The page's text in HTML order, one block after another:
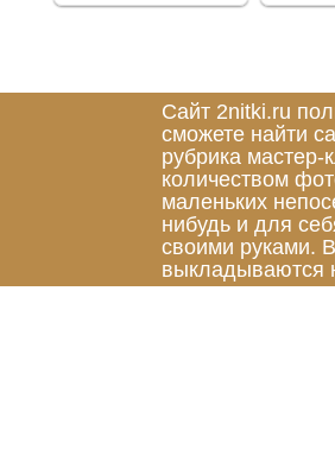
Сайт 2nitki.ru
сможете найти
рубрика
количеством
маленьких
нибудь и для
своими руками.
выкладываются